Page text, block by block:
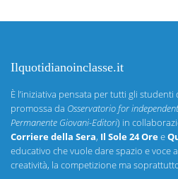
Ilquotidianoinclasse.it
È l’iniziativa pensata per tutti gli
promossa da Osservatorio for
Permanente Giovani-Editori) in
Corriere della Sera, Il Sole 24 Oree
educativo che vuole dare spazio e voce
creatività, la competizione ma